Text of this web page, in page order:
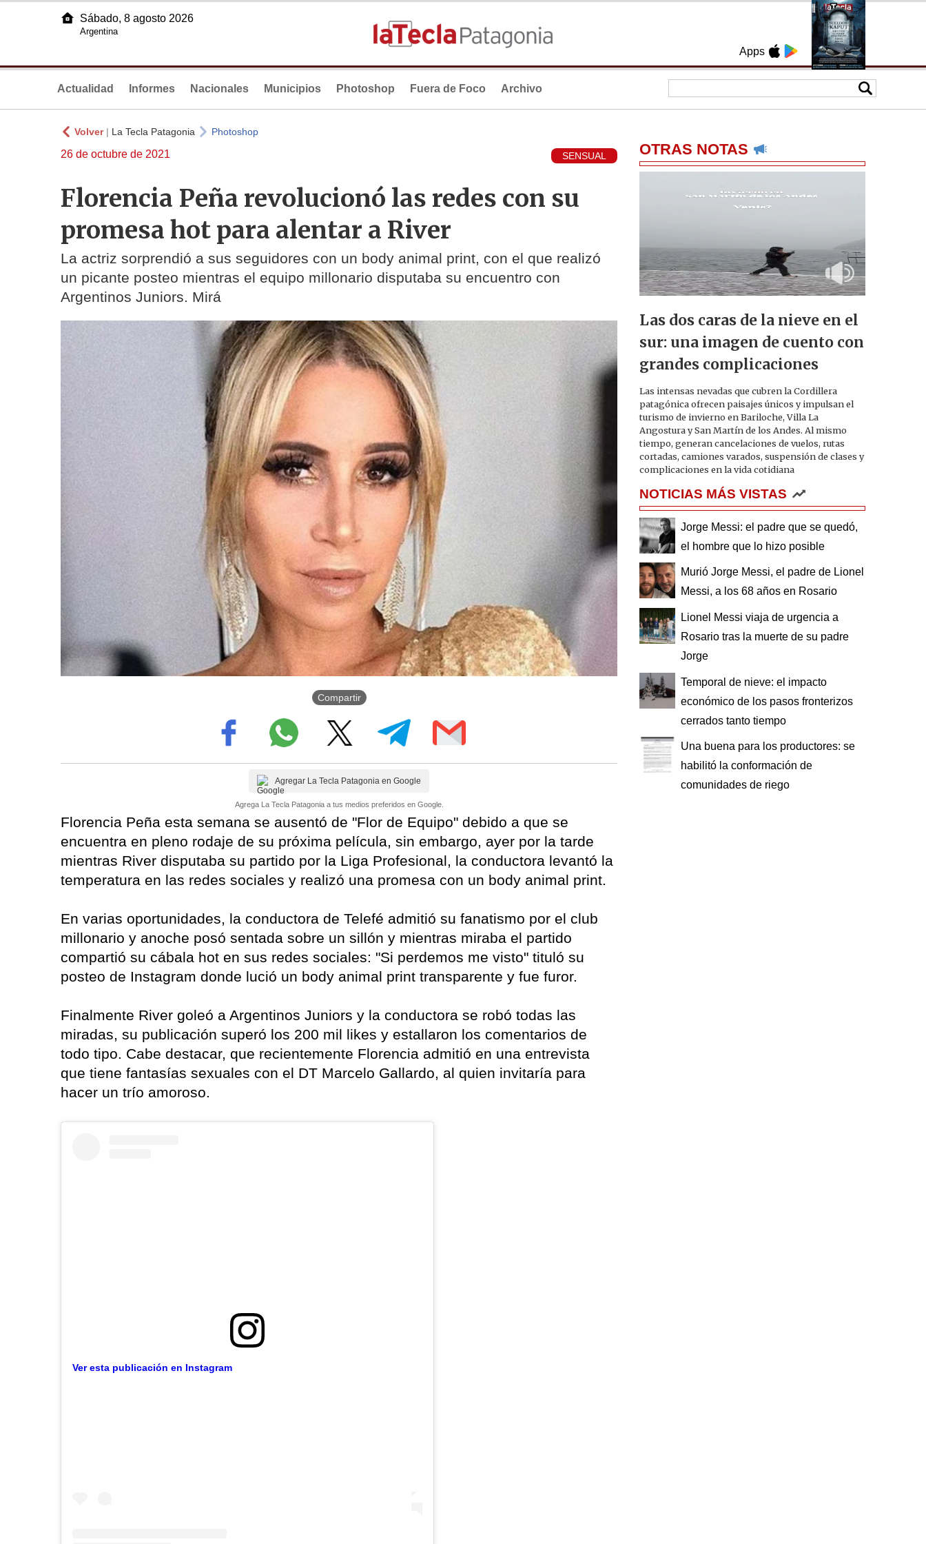
Apps
Sábado, 8 agosto 2026
Argentina
Actualidad Informes Nacionales Municipios Photoshop Fuera de Foco Archivo
Volver| La Tecla Patagonia Photoshop
26 de octubre de 2021 SENSUAL
Florencia Peña revolucionó las redes con su
promesa hot para alentar a River
La actriz sorprendió a sus seguidores con un body animal print, con el que realizó
un picante posteo mientras el equipo millonario disputaba su encuentro con
Argentinos Juniors. Mirá
Compartir
Agregar La Tecla Patagonia en Google
Agrega La Tecla Patagonia a tus medios preferidos en Google.
Florencia Peña esta semana se ausentó de "Flor de Equipo" debido a que se
encuentra en pleno rodaje de su próxima película, sin embargo, ayer por la tarde
mientras River disputaba su partido por la Liga Profesional, la conductora levantó la
temperatura en las redes sociales y realizó una promesa con un body animal print.
En varias oportunidades, la conductora de Telefé admitió su fanatismo por el club
millonario y anoche posó sentada sobre un sillón y mientras miraba el partido
compartió su cábala hot en sus redes sociales: "Si perdemos me visto" tituló su
posteo de Instagram donde lució un body animal print transparente y fue furor.
Finalmente River goleó a Argentinos Juniors y la conductora se robó todas las
miradas, su publicación superó los 200 mil likes y estallaron los comentarios de
todo tipo. Cabe destacar, que recientemente Florencia admitió en una entrevista
que tiene fantasías sexuales con el DT Marcelo Gallardo, al quien invitaría para
hacer un trío amoroso.
Ver esta publicación en Instagram
OTRAS NOTAS
Las dos caras de la nieve en el
sur: una imagen de cuento con
grandes complicaciones
Las intensas nevadas que cubren la Cordillera
patagónica ofrecen paisajes únicos y impulsan el
turismo de invierno en Bariloche, Villa La
Angostura y San Martín de los Andes. Al mismo
tiempo, generan cancelaciones de vuelos, rutas
cortadas, camiones varados, suspensión de clases y
complicaciones en la vida cotidiana
NOTICIAS MÁS VISTAS
Jorge Messi: el padre que se quedó,
el hombre que lo hizo posible
Murió Jorge Messi, el padre de Lionel
Messi, a los 68 años en Rosario
Lionel Messi viaja de urgencia a
Rosario tras la muerte de su padre
Jorge
Temporal de nieve: el impacto
económico de los pasos fronterizos
cerrados tanto tiempo
Una buena para los productores: se
habilitó la conformación de
comunidades de riego